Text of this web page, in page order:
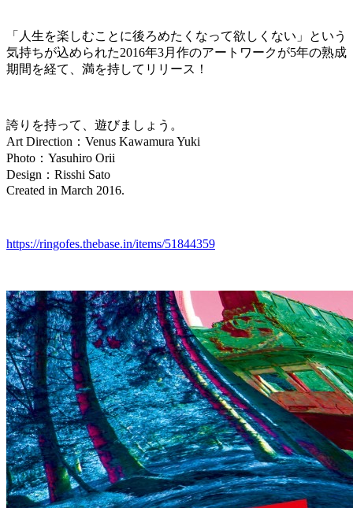
「人生を楽しむことに後ろめたくなって欲しくない」という
気持ちが込められた2016年3月作のアートワークが5年の熟成
期間を経て、満を持してリリース！
誇りを持って、遊びましょう。
Art Direction：Venus Kawamura Yuki
Photo：Yasuhiro Orii
Design：Risshi Sato
Created in March 2016.
https://ringofes.thebase.in/items/51844359